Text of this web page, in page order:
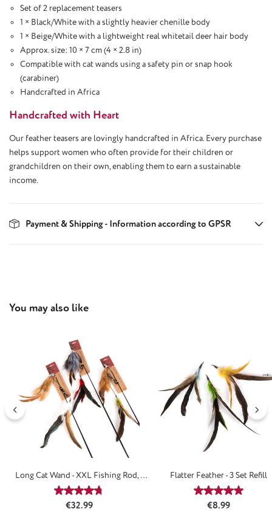
Set of 2 replacement teasers
1 × Black/White with a slightly heavier chenille body
1 × Beige/White with a lightweight real whitetail deer hair body
Approx. size: 10 × 7 cm (4 × 2.8 in)
Compatible with cat wands using a safety pin or snap hook
(carabiner)
Handcrafted in Africa
Handcrafted with Heart
Our feather teasers are lovingly handcrafted in Africa. Every purchase
helps support women who often provide for their children or
grandchildren on their own, enabling them to earn a sustainable
income.
Payment & Shipping - Information according to GPSR
Skip product gallery
You may also like
Long Cat Wand - XXL Fishing Rod, 1
MeterAverage rating of 4.67 out of 5 stars
Regular price:
€32.99
Flatter Feather - 3 Set Refill
Average
Regular price:
€8.99